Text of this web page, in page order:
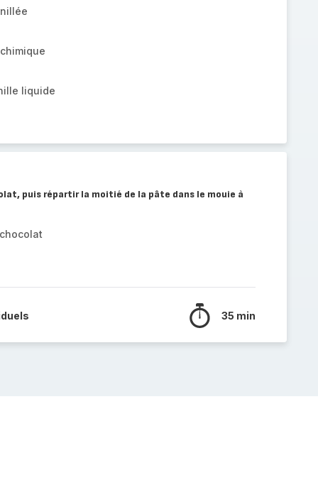
liquide
puis répartir la moitié de la pâte dans le mouie à
35 min